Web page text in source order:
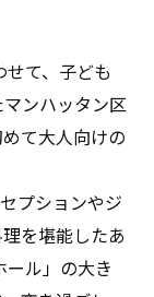
て、子ども
ンハッタン区
て大人向けの
プションやジ
を堪能したあ
ール」の大き